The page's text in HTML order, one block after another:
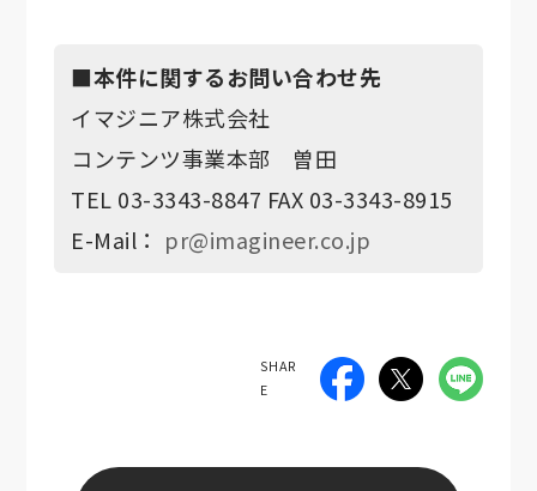
■本件に関するお問い合わせ先
イマジニア株式会社
コンテンツ事業本部 曽田
TEL 03-3343-8847 FAX 03-3343-8915
E-Mail： pr@imagineer.co.jp
SHAR
E